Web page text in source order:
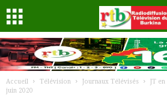
Accueil Télévision Journaux Télévisés
JT
juin 2020